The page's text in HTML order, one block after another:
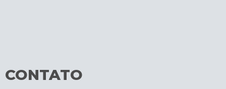
CONTATO